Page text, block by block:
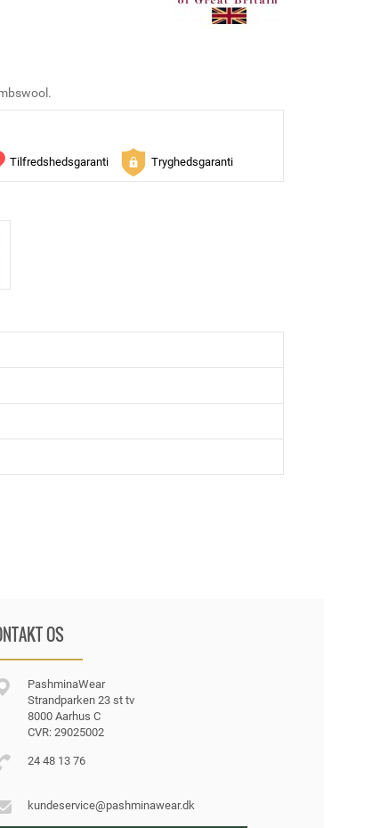
Tilfredshedsgaranti Tryghedsgaranti
OS
PashminaWear
Strandparken 23 st tv
8000 Aarhus C
CVR: 29025002
24 48 13 76
kundeservice@pashminawear.dk